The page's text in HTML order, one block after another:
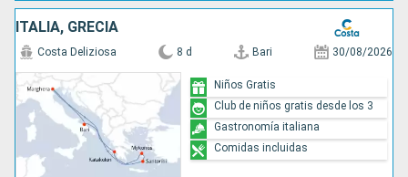
ITALIA, GRECIA
Costa Deliziosa 8 d Bari 30/08/2026
Niños Gratis
Club de niños gratis desde los 3
Gastronomía italiana
Comidas incluidas